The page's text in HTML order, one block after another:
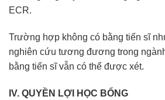
ECR.
Trường hợp không có bằng tiến sĩ
nghiên cứu tương đương trong
bằng tiến sĩ vẫn có thể được xét.
IV. QUYỀN LỢI HỌC BỔNG